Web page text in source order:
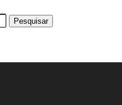
Pesquisar